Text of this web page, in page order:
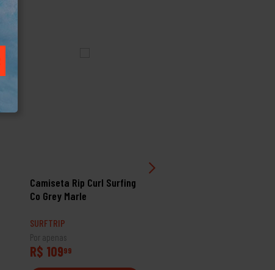
Camiseta Rip Curl Surfing
Co Grey Marle
SURFTRIP
Por apenas
R$ 10999